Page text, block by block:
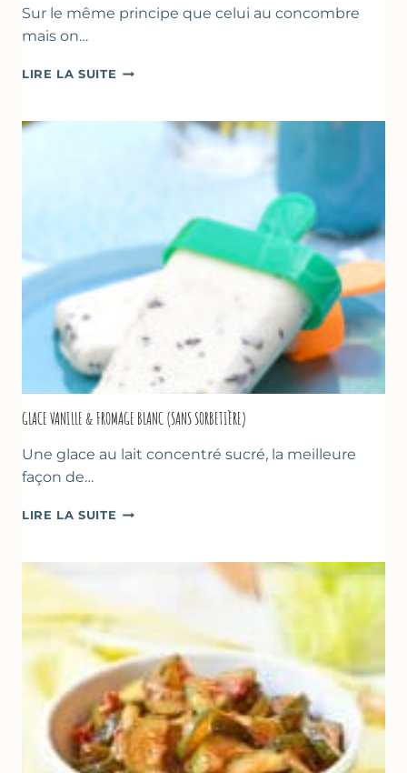
Sur le même principe que celui au concombre
mais on…
LIRE LA SUITE COMME
À
COURGETTE…
GLACE VANILLE & FROMAGE BLANC (SANS SORBETIÈRE)
Une glace au lait concentré sucré, la meilleure
façon de…
LIRE LA SUITE GLACE